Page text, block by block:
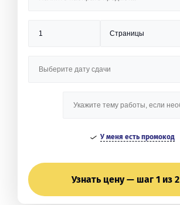
У меня есть промокод
Узнать цену — шаг 1 из 2